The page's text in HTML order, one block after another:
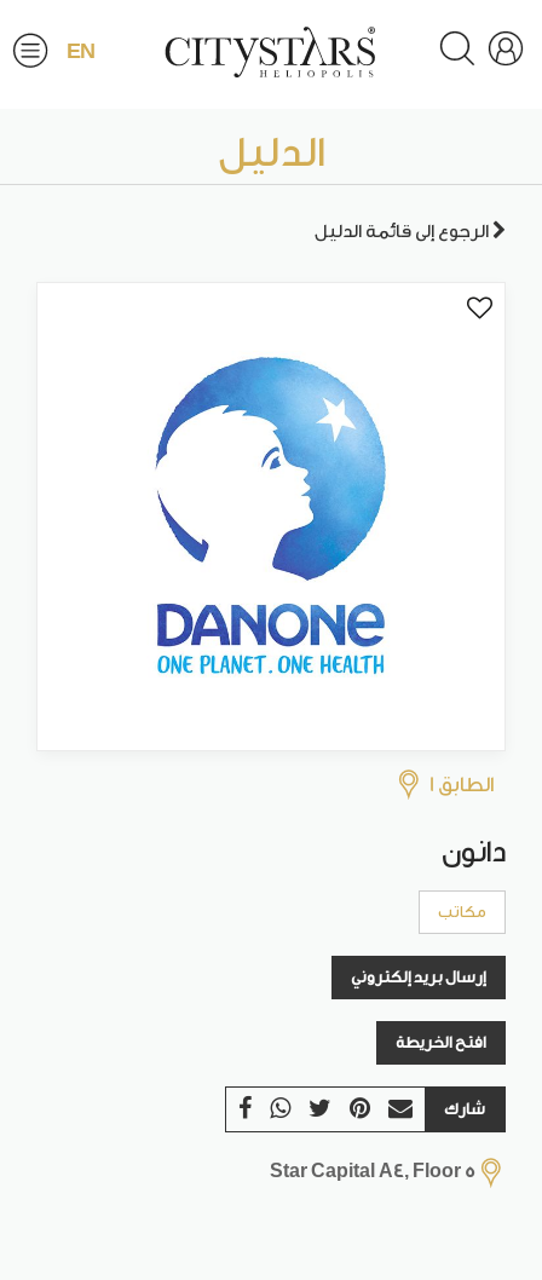
EN
الدليل
الرجوع إلى قائمة الدليل
الطابق 1
دانون
مكاتب
إرسال بريد إلكتروني
افتح الخريطة
شارك
Star Capital A4, Floor 5